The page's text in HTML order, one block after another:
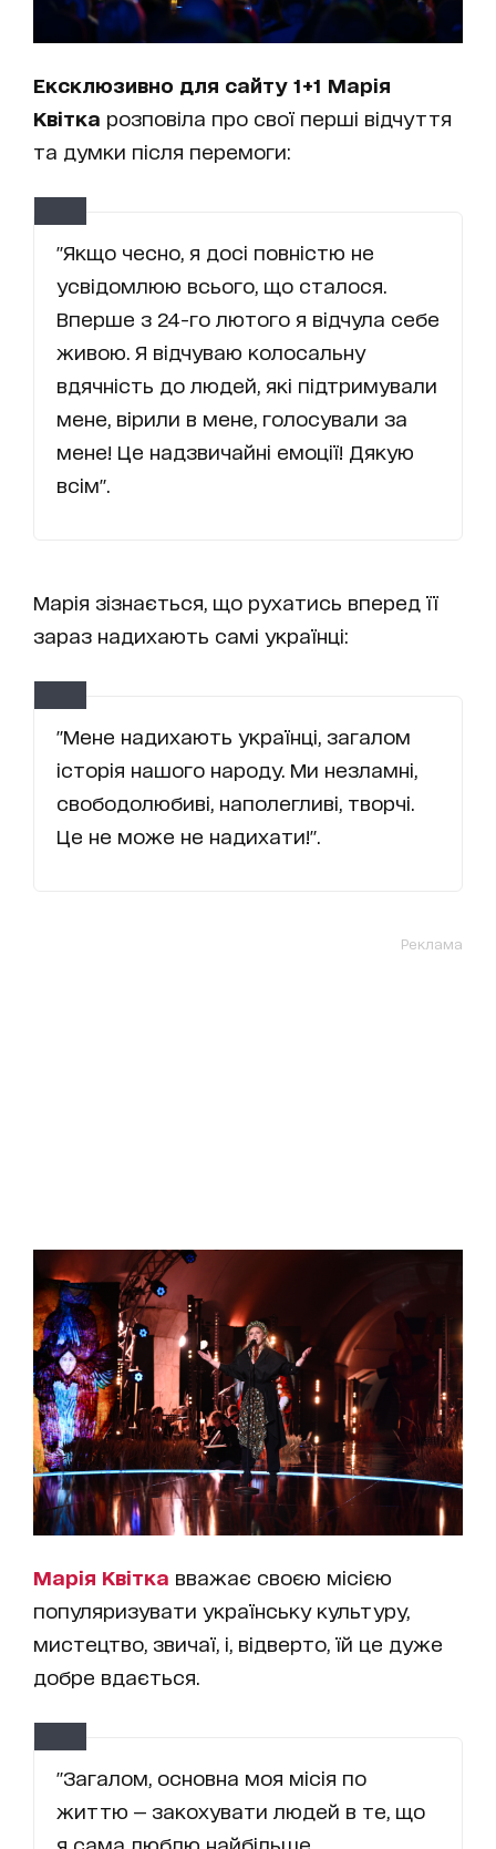
Ексклюзивно для сайту 1+1 Марія
Квітка розповіла про свої перші відчуття
та думки після перемоги:
"Якщо чесно, я досі повністю не
усвідомлюю всього, що сталося.
Вперше з 24-го лютого я відчула себе
живою. Я відчуваю колосальну
вдячність до людей, які підтримували
мене, вірили в мене, голосували за
мене! Це надзвичайні емоції! Дякую
всім".
Марія зізнається, що рухатись вперед її
зараз надихають самі українці:
"Мене надихають українці, загалом
історія нашого народу. Ми незламні,
свободолюбиві, наполегливі, творчі.
Це не може не надихати!".
Реклама
Марія Квітка вважає своєю місією
популяризувати українську культуру,
мистецтво, звичаї, і, відверто, їй це дуже
добре вдається.
"Загалом, основна моя місія по
життю — закохувати людей в те, що
я сама люблю найбільше